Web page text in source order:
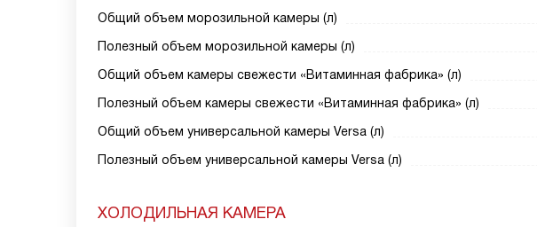
Общий объем морозильной камеры (л)
Полезный объем морозильной камеры (л)
Общий объем камеры свежести «Витаминная фабрика» (л)
Полезный объем камеры свежести «Витаминная фабрика» (л)
Общий объем универсальной камеры Versa (л)
Полезный объем универсальной камеры Versa (л)
ХОЛОДИЛЬНАЯ КАМЕРА